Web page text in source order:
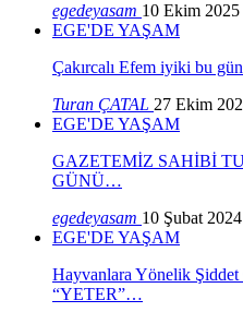
egedeyasam 10 Ekim 2025
EGE'DE YAŞAM
Çakırcalı Efem iyiki bu
Turan ÇATAL 27 Ekim
EGE'DE YAŞAM
GAZETEMİZ SAHİBİ
GÜNÜ…
egedeyasam 10 Şubat 2024
EGE'DE YAŞAM
Hayvanlara Yönelik
“YETER”…